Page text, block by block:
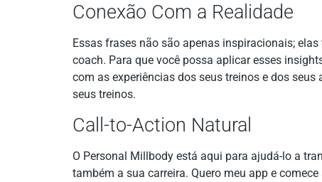
Conexão Com a Realidade
Essas frases não são apenas inspiracionais;
coach. Para que você possa aplicar esses
com as experiências dos seus treinos e dos
seus treinos.
Call-to-Action Natural
O Personal Millbody está aqui para ajudá-lo a
também a sua carreira. Quero meu app e